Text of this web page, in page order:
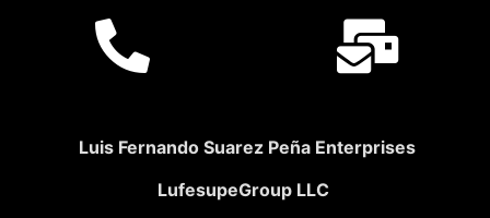
Luis Fernando Suarez Peña Enterprises
LufesupeGroup LLC